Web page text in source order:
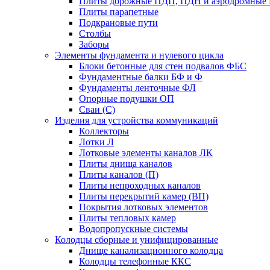
Плиты парапетные
Подкрановые пути
Столбы
Заборы
Элементы фундамента и нулевого цикла
Блоки бетонные для стен подвалов ФБС
Фундаментные балки БФ и Ф
Фундаменты ленточные ФЛ
Опорные подушки ОП
Сваи (С)
Изделия для устройства коммуникаций
Коллекторы
Лотки Л
Лотковые элементы каналов ЛК
Плиты днища каналов
Плиты каналов (П)
Плиты непроходных каналов
Плиты перекрытий камер (ВП)
Покрытия лотковых элементов
Плиты тепловых камер
Водопропускные системы
Колодцы сборные и унифицированные
Днище канализационного колодца
Колодцы телефонные ККС